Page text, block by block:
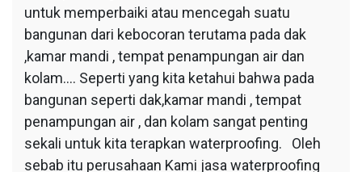
untuk memperbaiki atau mencegah suatu
bangunan dari kebocoran terutama pada dak
,kamar mandi , tempat penampungan air dan
kolam…. Seperti yang kita ketahui bahwa pada
bangunan seperti dak,kamar mandi , tempat
penampungan air , dan kolam sangat penting
sekali untuk kita terapkan waterproofing. Oleh
sebab itu perusahaan Kami jasa waterproofing